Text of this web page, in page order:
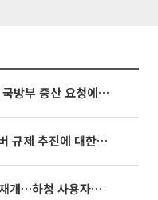
[특징주] “탄약 부족하다“ 美 국방부 증산 요청에⋯국내 방산주 급등세
[특징주] 美 중국산 광트랜시버 규제 추진에 대한광통신 등 광통신株 강세
현대차·기아, 이번 주 임단협 재개…하청 사용자성 재심도 ‘변수’